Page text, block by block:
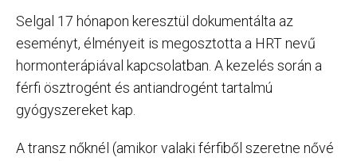
Selgal 17 hónapon keresztül dokumentálta az
eseményt, élményeit is megosztotta a HRT nevű
hormonterápiával kapcsolatban. A kezelés során a
férfi ösztrogént és antiandrogént tartalmú
gyógyszereket kap.
A transz nőknél (amikor valaki férfiből szeretne nővé